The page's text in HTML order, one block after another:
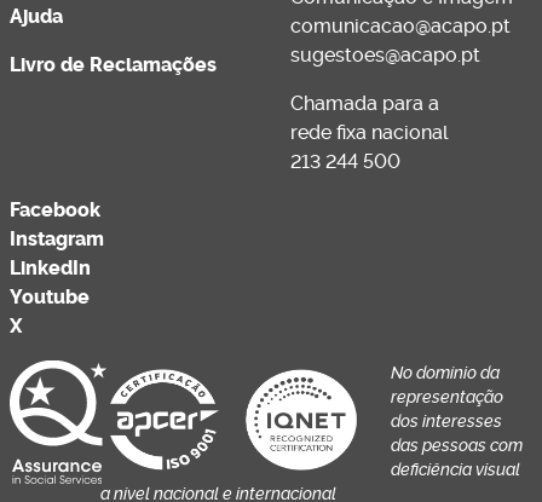
Ajuda
Livro de Reclamações
comunicacao@acapo.pt
sugestoes@acapo.pt
Chamada para a
rede fixa nacional
213 244 500
Facebook
Instagram
LinkedIn
Youtube
X
No domínio da
representação
dos interesses
das pessoas com
deficiência visual
a nível nacional e internacional